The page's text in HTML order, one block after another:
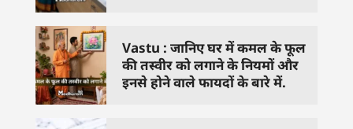
Vastu : जानिए घर में कमल के फूल
की तस्वीर को लगाने के नियमों और
इनसे होने वाले फायदों के बारे में.